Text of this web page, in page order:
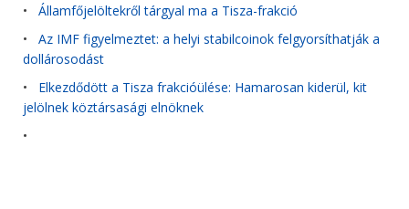
• Államfőjelöltekről tárgyal ma a Tisza-frakció
• Az IMF figyelmeztet: a helyi stabilcoinok felgyorsíthatják a
dollárosodást
• Elkezdődött a Tisza frakcióülése: Hamarosan kiderül, kit
jelölnek köztársasági elnöknek
•